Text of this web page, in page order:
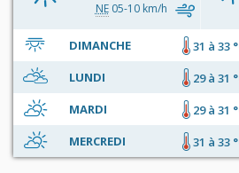
NE05-10 km/h
DIMANCHE 31 à 33
LUNDI
29 à 31
MARDI
29 à 31
MERCREDI
31 à 33